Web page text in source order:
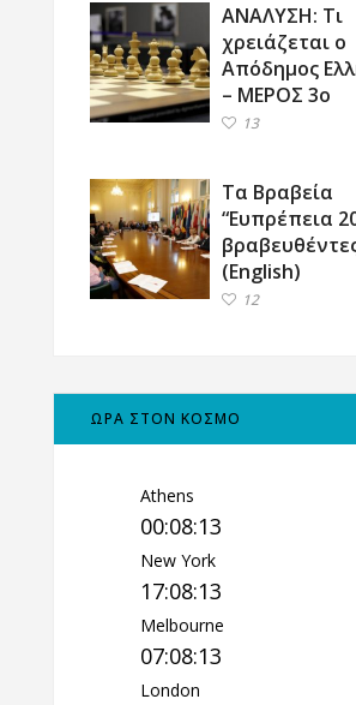
ΑΝΑΛΥΣΗ: Τι
χρειάζεται ο
Απόδημος
– ΜΕΡΟΣ 3ο
13
Τα Βραβεία
“Ευπρέπεια
(English)
12
ΩΡΑ ΣΤΟΝ ΚΟΣΜΟ
Athens
00:08:14
New York
17:08:14
Melbourne
07:08:14
London